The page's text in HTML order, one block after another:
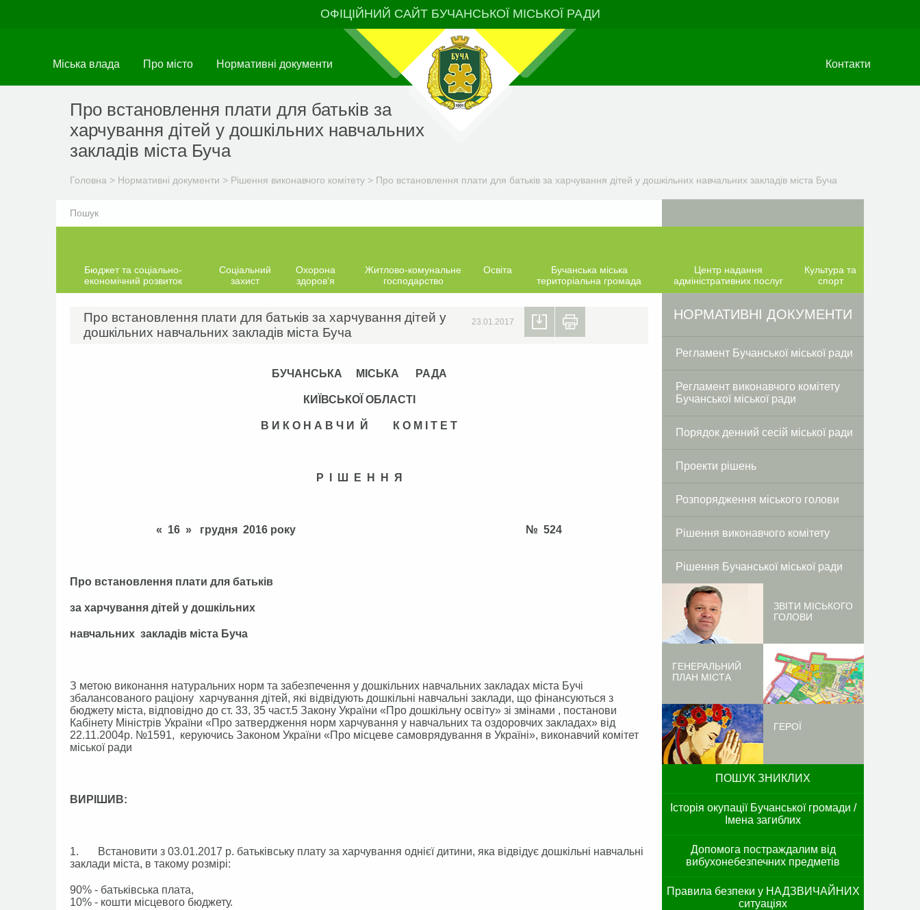
ОФІЦІЙНИЙ САЙТ БУЧАНСЬКОЇ МІСЬКОЇ РАДИ
Міська влада Про місто Нормативні документи Контакти
Про встановлення плати для батьків за
харчування дітей у дошкільних навчальних
закладів міста Буча
Головна > Нормативні документи > Рішення виконавчого комітету > Про встановлення плати для батьків за харчування дітей у дошкільних навчальних закладів міста Буча
Бюджет та соціально-
економічний розвиток
Соціальний
захист
Охорона
здоров’я
Житлово-комунальне
господарство
Освіта
Бучанська міська
територіальна громада
Центр надання
адміністративних послуг
Культура та
спорт
Про встановлення плати для батьків за харчування дітей у
дошкільних навчальних закладів міста Буча
23.01.2017 Facebook
Twitter
БУЧАНСЬКА МІСЬКА РАДА
КИЇВСЬКОЇ ОБЛАСТІ
В И К О Н А В Ч И Й К О М І Т Е Т
Р І Ш Е Н Н Я
« 16 » грудня 2016 року № 524
Про встановлення плати для батьків
за харчування дітей у дошкільних
навчальних закладів міста Буча
З метою виконання натуральних норм та забезпечення у дошкільних навчальних закладах міста Бучі
збалансованого раціону харчування дітей, які відвідують дошкільні навчальні заклади, що фінансуються з
бюджету міста, відповідно до ст. 33, 35 част.5 Закону України «Про дошкільну освіту» зі змінами , постанови
Кабінету Міністрів України «Про затвердження норм харчування у навчальних та оздоровчих закладах» від
22.11.2004р. №1591, керуючись Законом України «Про місцеве самоврядування в Україні», виконавчий комітет
міської ради
ВИРІШИВ:
1. Встановити з 03.01.2017 р. батьківську плату за харчування однієї дитини, яка відвідує дошкільні навчальні
заклади міста, в такому розмірі:
90% - батьківська плата,
10% - кошти місцевого бюджету.
НОРМАТИВНІ ДОКУМЕНТИ
Регламент Бучанської міської ради
Регламент виконавчого комітету
Бучанської міської ради
Порядок денний сесій міської ради
Проекти рішень
Розпорядження міського голови
Рішення виконавчого комітету
Рішення Бучанської міської ради
ЗВІТИ МІСЬКОГО
ГОЛОВИ
ГЕНЕРАЛЬНИЙ
ПЛАН МІСТА
ГЕРОЇ
ПОШУК ЗНИКЛИХ
Історія окупації Бучанської громади /
Імена загиблих
Допомога постраждалим від
вибухонебезпечних предметів
Правила безпеки у НАДЗВИЧАЙНИХ
ситуаціях